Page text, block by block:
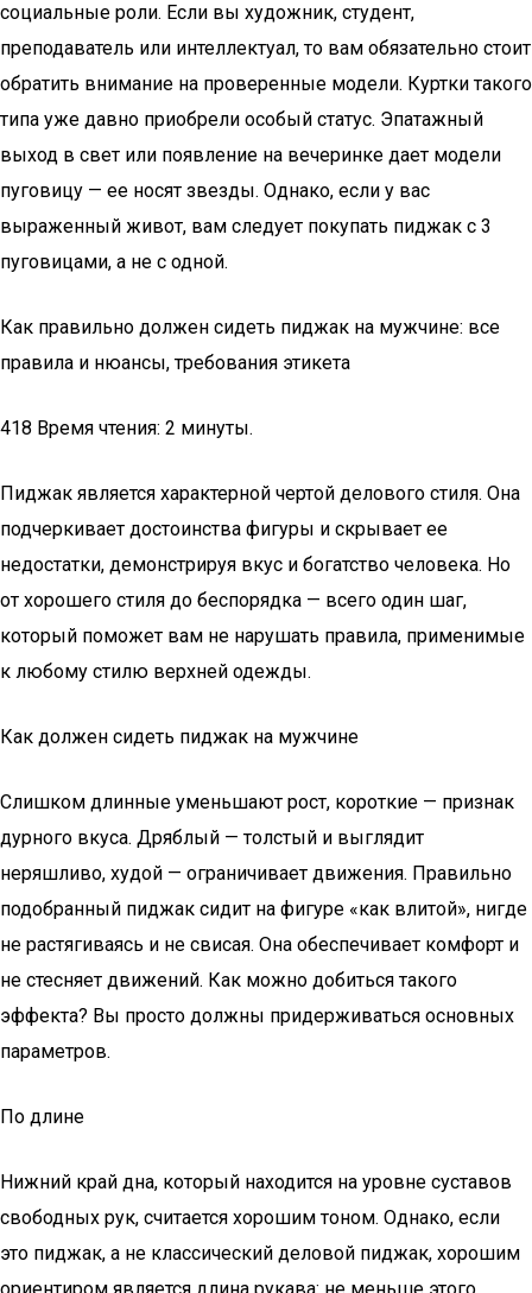
социальные роли. Если вы художник, студент,
преподаватель или интеллектуал, то вам обязательно стоит
обратить внимание на проверенные модели. Куртки такого
типа уже давно приобрели особый статус. Эпатажный
выход в свет или появление на вечеринке дает модели
пуговицу — ее носят звезды. Однако, если у вас
выраженный живот, вам следует покупать пиджак с 3
пуговицами, а не с одной.
Как правильно должен сидеть пиджак на мужчине: все
правила и нюансы, требования этикета
418 Время чтения: 2 минуты.
Пиджак является характерной чертой делового стиля. Она
подчеркивает достоинства фигуры и скрывает ее
недостатки, демонстрируя вкус и богатство человека. Но
от хорошего стиля до беспорядка — всего один шаг,
который поможет вам не нарушать правила, применимые
к любому стилю верхней одежды.
Как должен сидеть пиджак на мужчине
Слишком длинные уменьшают рост, короткие — признак
дурного вкуса. Дряблый — толстый и выглядит
неряшливо, худой — ограничивает движения. Правильно
подобранный пиджак сидит на фигуре «как влитой», нигде
не растягиваясь и не свисая. Она обеспечивает комфорт и
не стесняет движений. Как можно добиться такого
эффекта? Вы просто должны придерживаться основных
параметров.
По длине
Нижний край дна, который находится на уровне суставов
свободных рук, считается хорошим тоном. Однако, если
это пиджак, а не классический деловой пиджак, хорошим